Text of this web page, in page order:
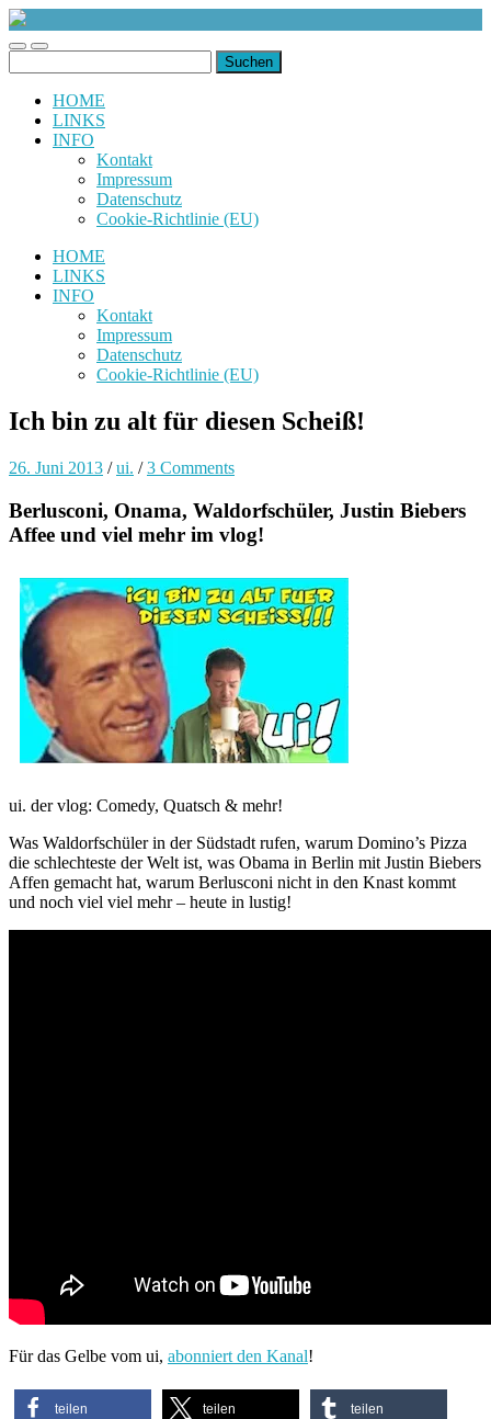
uiuiuiuiuiuiui.de
Toggle
mobile
Toggle
search
nach:
HOME
LINKS
INFO
Kontakt
Impressum
Datenschutz
Cookie-Richtlinie (EU)
HOME
LINKS
INFO
Kontakt
Impressum
Datenschutz
Cookie-Richtlinie (EU)
Ich bin zu alt für diesen Scheiß!
26. Juni 2013 /ui. /3 Comments
Berlusconi, Onama, Waldorfschüler, Justin Biebers
Affee und viel mehr im vlog!
ui. der vlog: Comedy, Quatsch & mehr!
Was Waldorfschüler in der Südstadt rufen, warum Domino’s Pizza
die schlechteste der Welt ist, was Obama in Berlin mit Justin Biebers
Affen gemacht hat, warum Berlusconi nicht in den Knast kommt
und noch viel viel mehr – heute in lustig!
Für das Gelbe vom ui, abonniert den Kanal!
teilen teilen teilen